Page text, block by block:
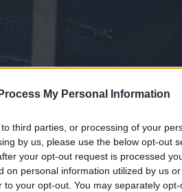
My Personal Information
third parties, or processing of your
by us, please use the below opt-out
your opt-out request is processed
on personal information utilized by us
your opt-out. You may separately